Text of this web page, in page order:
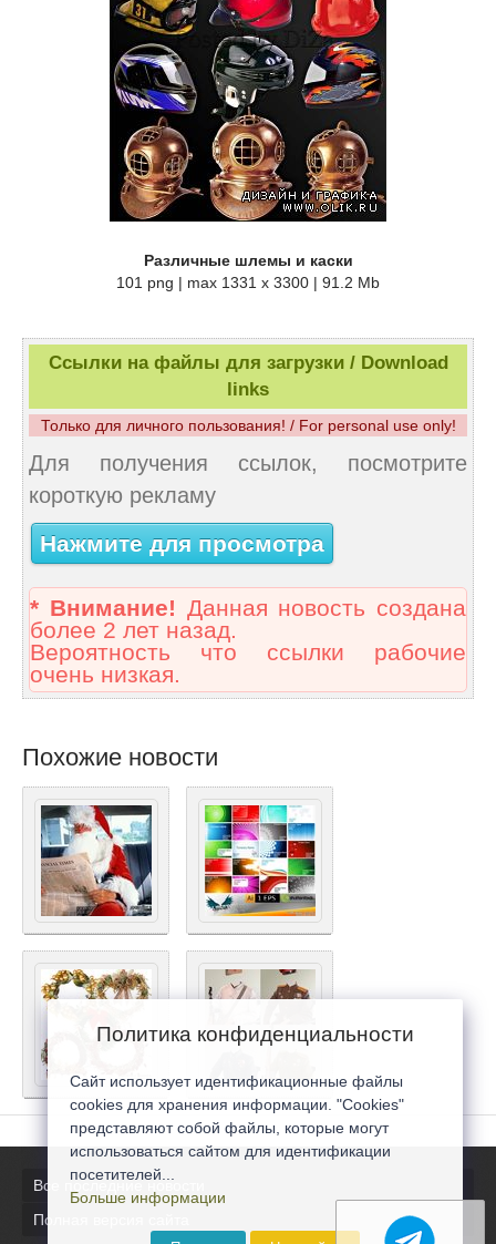
Различные шлемы и каски
101 png | max 1331 x 3300 | 91.2 Mb
Ссылки на файлы для загрузки / Download
links
Только для личного пользования! / For personal use only!
Для получения ссылок, посмотрите
короткую рекламу
Нажмите для просмотра
* Внимание! Данная новость создана
более 2 лет назад.
Вероятность что ссылки рабочие
очень низкая.
Похожие новости
Все последние новости
Полная версия сайта
Политика конфиденциальности
Сайт использует идентификационные файлы
cookies для хранения информации. "Cookies"
представляют собой файлы, которые могут
использоваться сайтом для идентификации
посетителей...
Больше информации